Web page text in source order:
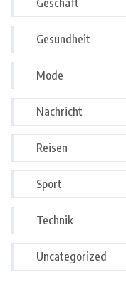
Geschäft
Gesundheit
Mode
Nachricht
Reisen
Sport
Technik
Uncategorized